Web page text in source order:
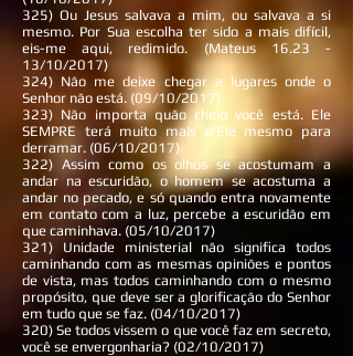
325) Ou Jesus salvava a mim, ou salvava a si
mesmo. Por Sua escolha ter sido a mais difícil,
eis-me aqui, redimido. (Mateus 16.23 -
13/10/2017)
324) Não me deixe chegar a lugares onde o
Senhor não está. (09/10/2017)
323) Não importa quão cheio você está. Ele
SEMPRE terá muito mais d'Ele mesmo para
derramar. (06/10/2017)
322) Assim como os olhos se acostumam a
andar na escuridão, o homem se acostuma a
andar no pecado, e só quando entra novamente
em contato com a luz, percebe a escuridão em
que caminhava. (05/10/2017)
321) Unidade ministerial não significa todos
caminhando com as mesmas opiniões e pontos
de vista, mas todos caminhando com o mesmo
propósito, que deve ser a glorificação do Senhor
em tudo que se faz. (04/10/2017)
320) Se todos vissem o que você faz em secreto,
você se envergonharia? (02/10/2017)